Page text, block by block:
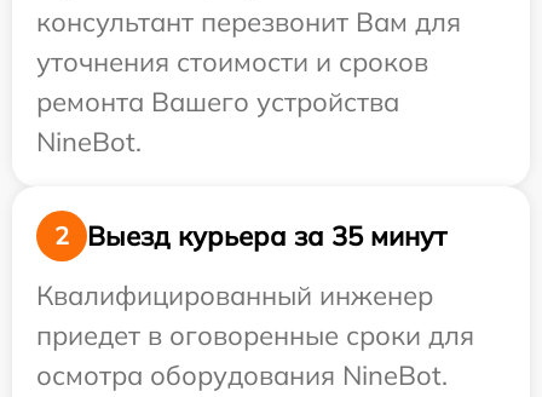
консультант перезвонит Вам для
уточнения стоимости и сроков
ремонта Вашего устройства
NineBot.
2
Выезд курьера за 35 минут
Квалифицированный инженер
приедет в оговоренные сроки для
осмотра оборудования NineBot.